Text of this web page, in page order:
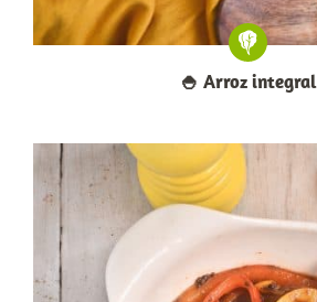
🍚​ Arroz integral